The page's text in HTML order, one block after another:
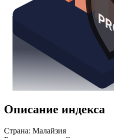
Описание индекса
Страна: Малайзия